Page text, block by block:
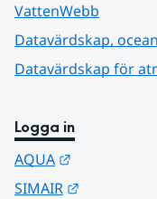
VattenWebb
Datavärdskap,
Datavärdskap för
Logga in
AQUA
SIMAIR